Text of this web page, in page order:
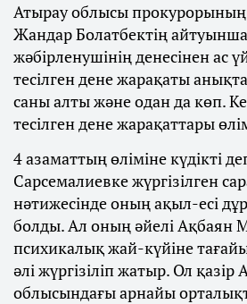
Атырау облысы прокурорының
Жандар Болатбектің
жәбірленушінің денесінен ас
тесілген дене жарақаты
саны алты және одан да көп.
тесілген дене жарақаттары
4 азаматтың өліміне күдікті
Сарсемалиевке жүргізілген
нәтижесінде оның ақыл-есі
болды. Ал оның әйелі Ақбаян
психикалық жай-күйіне
әлі жүргізіліп жатыр. Ол
облысындағы арнайы